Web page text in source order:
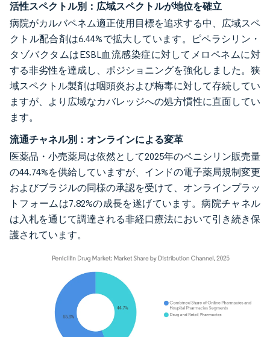
活性スペクトル別：広域スペクトルが地位を確立
病院がカルバペネム適正使用目標を追求する中、広域スペ
クトル配合剤は6.44%で拡大しています。ピペラシリン・
タゾバクタムはESBL血流感染症に対してメロペネムに対
する非劣性を達成し、ポジショニングを強化しました。狭
域スペクトル製剤は咽頭炎および梅毒に対して存続してい
ますが、より広域なカバレッジへの処方慣性に直面してい
ます。
流通チャネル別：オンラインによる変革
医薬品・小売薬局は依然として2025年のペニシリン販売量
の44.74%を供給していますが、インドの電子薬局規制変更
およびブラジルの同様の承認を受けて、オンラインプラッ
トフォームは7.82%の成長を遂げています。病院チャネル
は入札を通じて調達される非経口療法において引き続き保
護されています。